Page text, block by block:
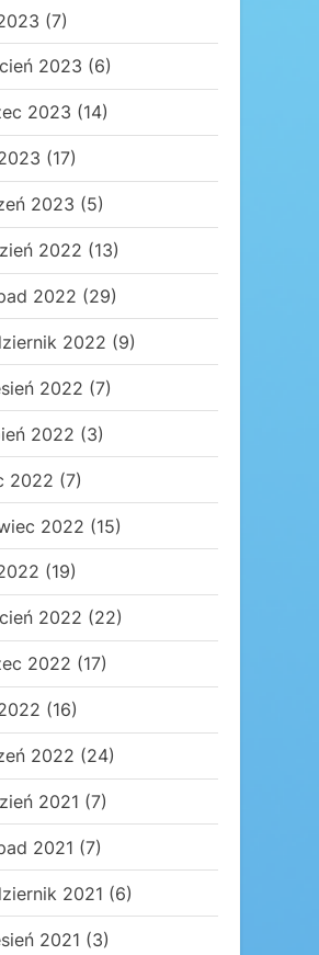
(7)
2023 (6)
2023 (14)
(17)
2023 (5)
2022 (13)
2022 (29)
2022 (9)
2022 (7)
2022 (3)
2022 (7)
2022 (15)
(19)
2022 (22)
2022 (17)
(16)
2022 (24)
2021 (7)
2021 (7)
2021 (6)
2021 (3)